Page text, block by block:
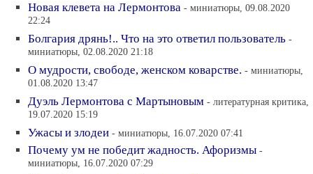
Новая клевета на Лермонтова - миниатюры, 09.08.2020
22:24
Болгария дрянь!.. Что на это ответил пользователь -
миниатюры, 02.08.2020 21:18
О мудрости, свободе, женском коварстве. - миниатюры,
01.08.2020 13:47
Дуэль Лермонтова с Мартыновым - литературная критика,
19.07.2020 15:19
Ужасы и злодеи - миниатюры, 16.07.2020 07:41
Почему ум не победит жадность. Афоризмы -
миниатюры, 16.07.2020 07:29